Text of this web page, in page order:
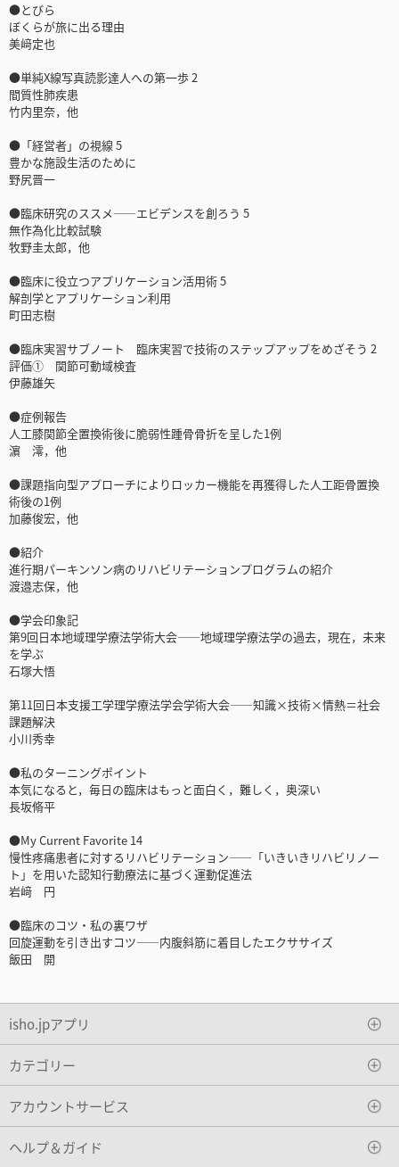
●とびら
ぼくらが旅に出る理由
美﨑定也
●単純X線写真読影達人への第一歩 2
間質性肺疾患
竹内里奈，他
●「経営者」の視線 5
豊かな施設生活のために
野尻晋一
●臨床研究のススメ――エビデンスを創ろう 5
無作為化比較試験
牧野圭太郎，他
●臨床に役立つアプリケーション活用術 5
解剖学とアプリケーション利用
町田志樹
●臨床実習サブノート 臨床実習で技術のステップアップをめざそう 2
評価① 関節可動域検査
伊藤雄矢
●症例報告
人工膝関節全置換術後に脆弱性踵骨骨折を呈した1例
濵 澪，他
●課題指向型アプローチによりロッカー機能を再獲得した人工距骨置換
術後の1例
加藤俊宏，他
●紹介
進行期パーキンソン病のリハビリテーションプログラムの紹介
渡邉志保，他
●学会印象記
第9回日本地域理学療法学術大会――地域理学療法学の過去，現在，未来
を学ぶ
石塚大悟
第11回日本支援工学理学療法学会学術大会――知識×技術×情熱＝社会
課題解決
小川秀幸
●私のターニングポイント
本気になると，毎日の臨床はもっと面白く，難しく，奥深い
長坂脩平
●My Current Favorite 14
慢性疼痛患者に対するリハビリテーション――「いきいきリハビリノー
ト」を用いた認知行動療法に基づく運動促進法
岩﨑 円
●臨床のコツ・私の裏ワザ
回旋運動を引き出すコツ――内腹斜筋に着目したエクササイズ
飯田 開
isho.jpアプリ
カテゴリー
アカウントサービス
ヘルプ＆ガイド